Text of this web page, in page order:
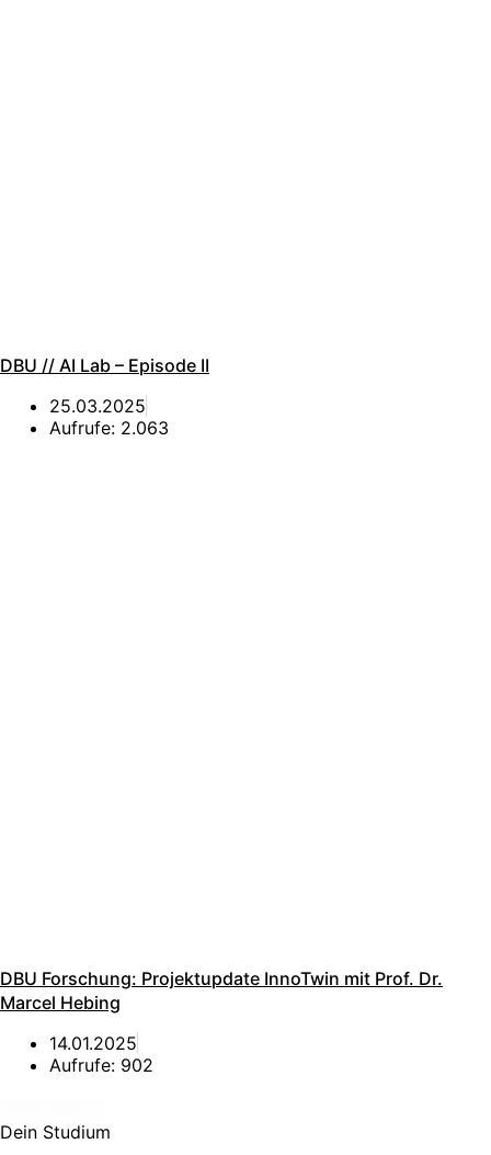
DBU // AI Lab – Episode II
25.03.2025
Aufrufe: 2.063
DBU Forschung: Projektupdate InnoTwin mit Prof. Dr.
Marcel Hebing
14.01.2025
Aufrufe: 902
Dein Studium